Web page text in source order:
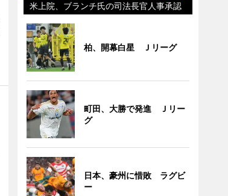
米上院、ブランチ氏の司法長官人事承認
柏、開幕白星 Ｊリーグ
町田、大勝で発進 Ｊリー
グ
日本、豪州に惜敗 ラグビ
ー